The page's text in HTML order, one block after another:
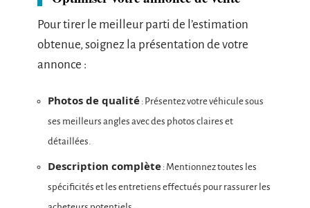
Pour tirer le meilleur parti de l’estimation
obtenue, soignez la présentation de votre
annonce :
Photos de qualité : Présentez votre véhicule sous
ses meilleurs angles avec des photos claires et
détaillées.
Description complète : Mentionnez toutes les
spécificités et les entretiens effectués pour rassurer les